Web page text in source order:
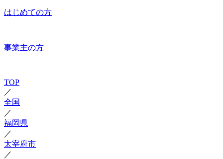
はじめての方
事業主の方
TOP
／
全国
／
福岡県
／
太宰府市
／